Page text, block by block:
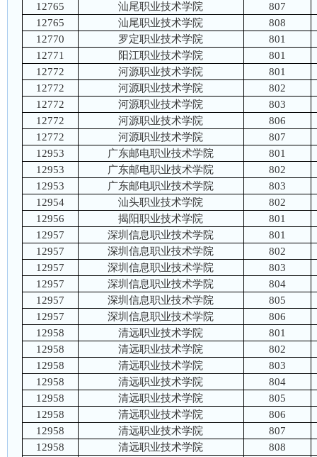
12765
汕尾职业技术学院
807
12765
汕尾职业技术学院
808
12770
罗定职业技术学院
801
12771
阳江职业技术学院
801
12772
河源职业技术学院
801
12772
河源职业技术学院
802
12772
河源职业技术学院
803
12772
河源职业技术学院
806
12772
河源职业技术学院
807
12953
广东邮电职业技术学院
801
12953
广东邮电职业技术学院
802
12953
广东邮电职业技术学院
803
12954
汕头职业技术学院
802
12956
揭阳职业技术学院
801
12957
深圳信息职业技术学院
801
12957
深圳信息职业技术学院
802
12957
深圳信息职业技术学院
803
12957
深圳信息职业技术学院
804
12957
深圳信息职业技术学院
805
12957
深圳信息职业技术学院
806
12958
清远职业技术学院
801
12958
清远职业技术学院
802
12958
清远职业技术学院
803
12958
清远职业技术学院
804
12958
清远职业技术学院
805
12958
清远职业技术学院
806
12958
清远职业技术学院
807
12958
清远职业技术学院
808